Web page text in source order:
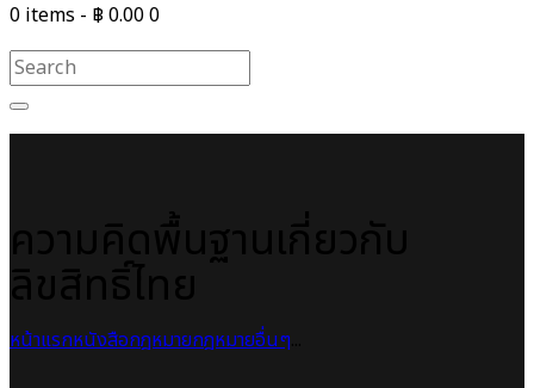
0 items - ฿ 0.000
หน้าแรกหนังสือกฎหมายกฎหมายอื่นๆ